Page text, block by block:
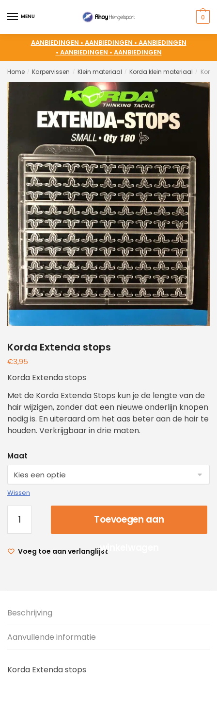
MENU 0
AANBIEDINGEN • AANBIEDINGEN • AANBIEDINGEN
• AANBIEDINGEN • AANBIEDINGEN
Home / Karpervissen / Klein materiaal / Korda klein materiaal /
Korda Extenda stops
€3,95
Korda Extenda stops
Met de Korda Extenda Stops kun je de lengte van de
hair wijzigen, zonder dat een nieuwe onderlijn knopen
nodig is. En uiteraard om het aas beter aan de hair te
houden. Verkrijgbaar in drie maten.
Maat
Wissen
Toevoegen aan
winkelwagen
Voeg toe aan verlanglijst
Beschrijving
Aanvullende informatie
Korda Extenda stops